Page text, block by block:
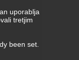
uporablja
tretjim
been set.